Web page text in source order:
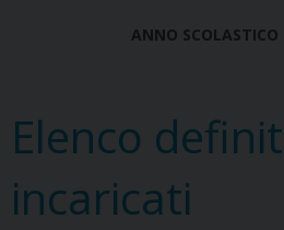
ANNO
Elenco
incaricati